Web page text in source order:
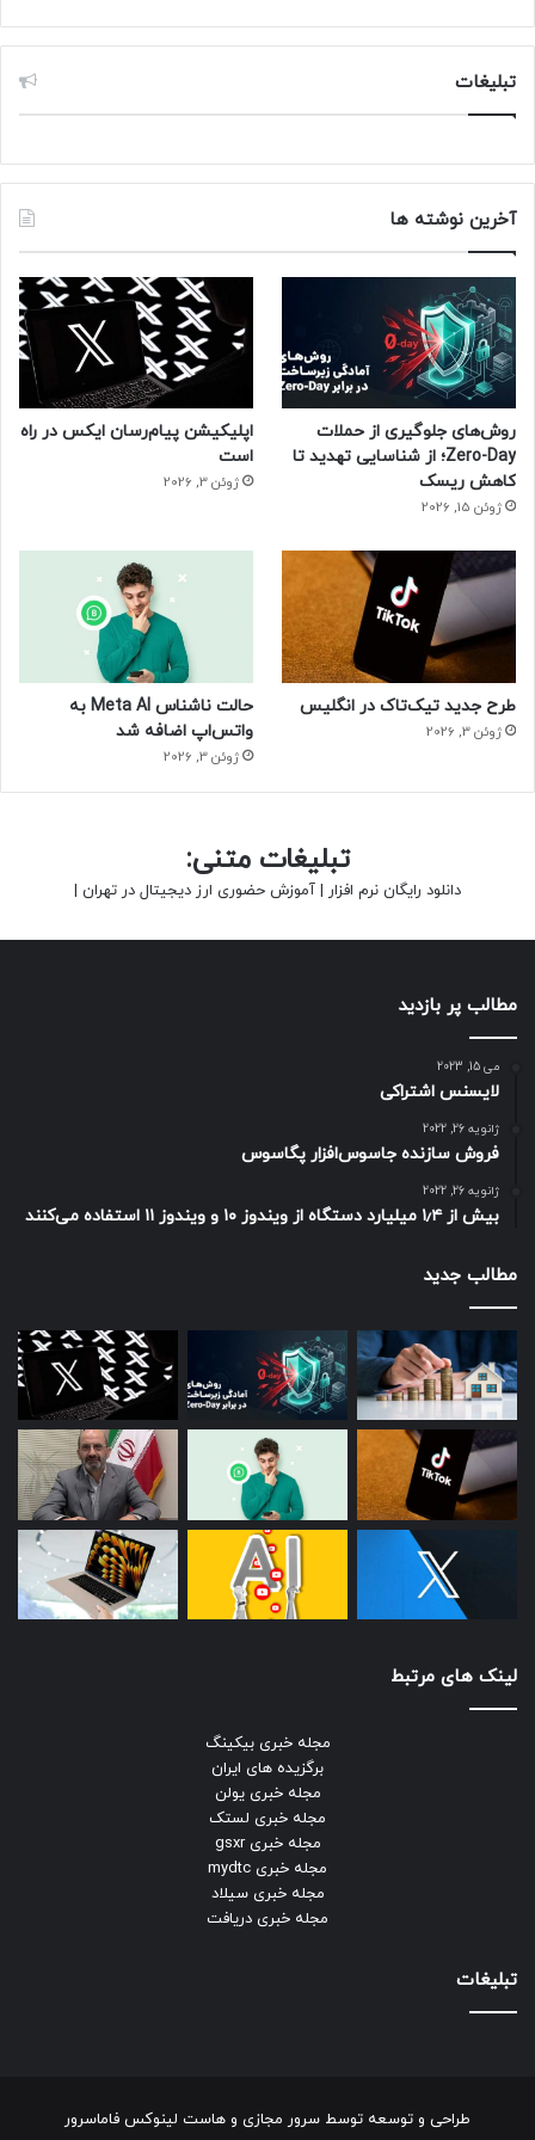
حتما بخوانید :معرفی انواع بلیط هواپیما تهران کیش؛ سفر
منبع : زومیت
تبلیغات
آخرین نوشته ها
روش‌های جلوگیری از حملات
Zero-Day؛ از شناسایی تهدید تا
کاهش ریسک
ژوئن 15, 2026
اپلیکیشن پیام‌رسان ایکس در راه
است
ژوئن 3, 2026
طرح جدید تیک‌تاک در انگلیس
ژوئن 3, 2026
حالت ناشناس Meta AI به
واتس‌اپ اضافه شد
ژوئن 3, 2026
تبلیغات متنی:
دانلود رایگان نرم افزار | آموزش حضوری ارز دیجیتال در تهران |
مطالب پر بازدید
می 15, 2023
لایسنس اشتراکی
ژانویه 26, 2022
فروش سازنده جاسوس‌افزار پگاسوس
ژانویه 26, 2022
بیش از ۱٫۴ میلیارد دستگاه از ویندوز ۱۰ و ویندوز ۱۱ استفاده می‌کنند
مطالب جدید
لینک های مرتبط
مجله خبری بیکینگ
برگزیده های ایران
مجله خبری یولن
مجله خبری لستک
مجله خبری gsxr
مجله خبری mydtc
مجله خبری سیلاد
مجله خبری دریافت
تبلیغات
طراحی و توسعه توسط سرور مجازی و هاست لینوکس فاماسرور